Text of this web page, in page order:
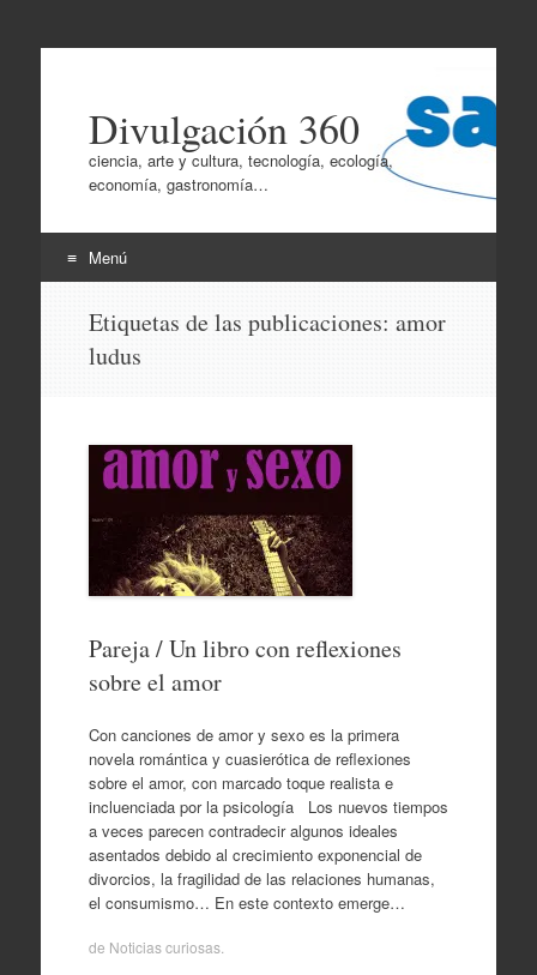
Divulgación 360
ciencia, arte y cultura, tecnología, ecología,
economía, gastronomía…
Menú
contenido
Etiquetas de las publicaciones: amor
ludus
Pareja / Un libro con reflexiones
sobre el amor
Con canciones de amor y sexo es la primera
novela romántica y cuasierótica de reflexiones
sobre el amor, con marcado toque realista e
incluenciada por la psicología Los nuevos tiempos
a veces parecen contradecir algunos ideales
asentados debido al crecimiento exponencial de
divorcios, la fragilidad de las relaciones humanas,
el consumismo… En este contexto emerge…
de Noticias curiosas.